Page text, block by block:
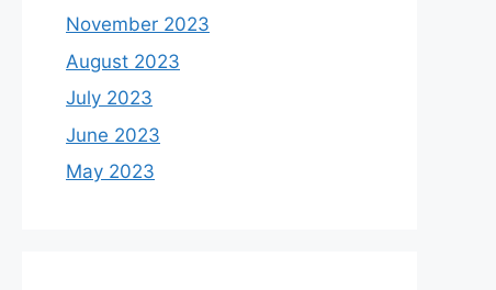
November 2023
August 2023
July 2023
June 2023
May 2023